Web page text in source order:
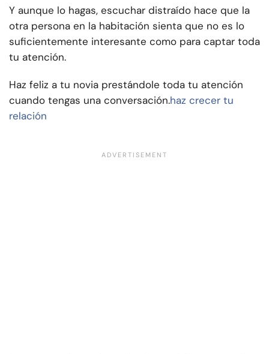
Y aunque lo hagas, escuchar distraído hace que la
otra persona en la habitación sienta que no es lo
suficientemente interesante como para captar toda
tu atención.
Haz feliz a tu novia prestándole toda tu atención
cuando tengas una conversación.haz crecer tu
relación